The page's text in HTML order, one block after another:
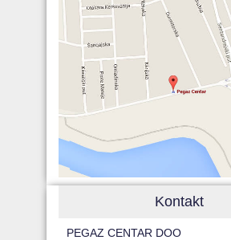
Kontakt
PEGAZ CENTAR DOO